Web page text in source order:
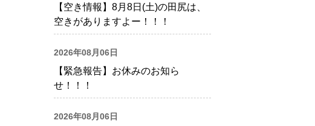
【空き情報】8月8日(土)の田尻は、
空きがありますよー！！！
2026年08月06日
【緊急報告】お休みのお知ら
せ！！！
2026年08月06日